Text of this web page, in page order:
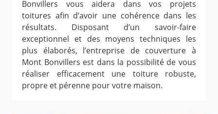
Bonvillers vous aidera dans vos projets
toitures afin d’avoir une cohérence dans les
résultats. Disposant d’un savoir-faire
exceptionnel et des moyens techniques les
plus élaborés, l’entreprise de couverture à
Mont Bonvillers est dans la possibilité de vous
réaliser efficacement une toiture robuste,
propre et pérenne pour votre maison.